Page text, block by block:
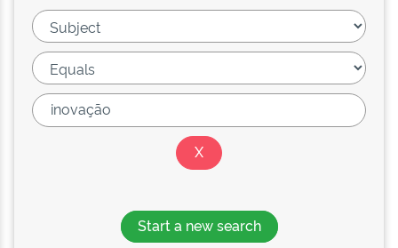
Start a new search